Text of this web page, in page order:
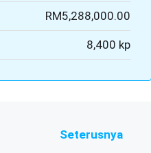
RM5,288,000.00
8,400 kp
Seterusnya